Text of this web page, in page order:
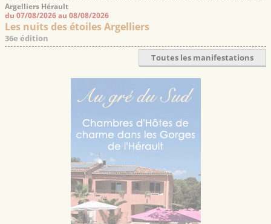
Argelliers Hérault
du 07/08/2026 au 08/08/2026
Les nuits des étoiles Argelliers
36e édition
Toutes les manifestations